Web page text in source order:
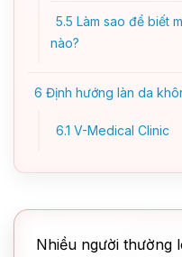
5.5 Làm sao để biết
nào?
6 Định hướng làn da
6.1 V-Medical Clinic
Nhiều người thường